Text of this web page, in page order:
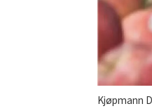
Kjøpmann